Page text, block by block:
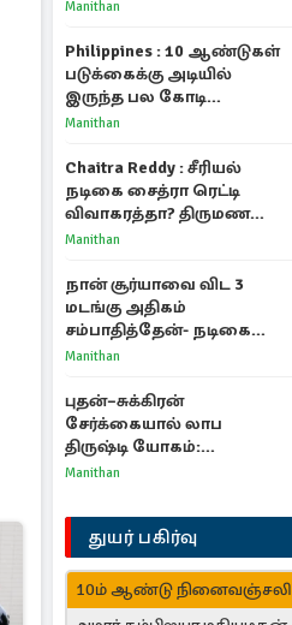
Manithan
Philippines : 10 ஆண்டுகள்
படுக்கைக்கு அடியில்
இருந்த பல கோடி
மதிப்புள்ள அரிய முத்து!
Manithan
Chaitra Reddy : சீரியல்
நடிகை சைத்ரா ரெட்டி
விவாகரத்தா? திருமண
புகைப்படங்களை நீக்கம்
Manithan
நான் சூர்யாவை விட 3
மடங்கு அதிகம்
சம்பாதித்தேன்- நடிகை
ஜோதிகா
Manithan
புதன்–சுக்கிரன்
சேர்க்கையால் லாப
திருஷ்டி யோகம்:
அதிர்ஷ்டம் பெறும் டாப் 3
Manithan
துயர் பகிர்வு
10ம் ஆண்டு நினைவஞ்சலி